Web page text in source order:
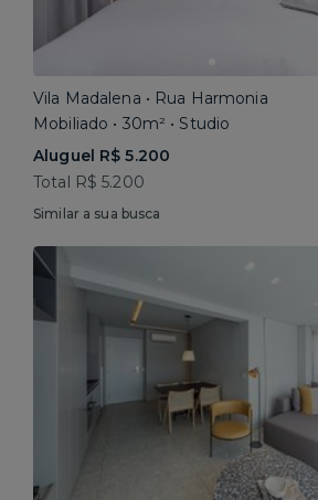
Vila Madalena • Rua Harmonia
Mobiliado • 30m² • Studio
Aluguel R$ 5.200
Total R$ 5.200
Similar a sua busca